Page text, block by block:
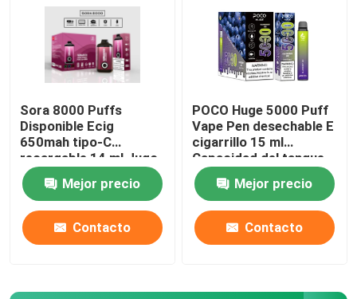
Sora 8000 Puffs
Disponible Ecig
650mah tipo-C
recargable 14 ml Jugo
precargado
Mejor precio
Contacto
POCO Huge 5000 Puff
Vape Pen desechable E
cigarrillo 15 ml
Capacidad del tanque
Mejor precio
Contacto